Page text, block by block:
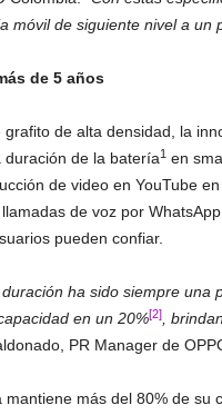
móvil de siguiente nivel a un
de 5 años
de alta densidad, la
de la batería1en
de video en YouTube
de voz por
pueden confiar.
ha sido siempre una
en un 20%[2],
PR Manager de
más del 80% de su